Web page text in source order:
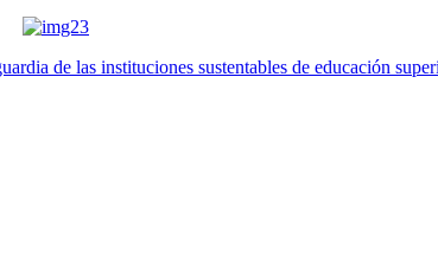
de las instituciones sustentables de educación